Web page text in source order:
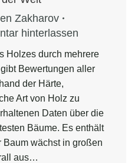
Zakharov
hinterlassen
Holzes durch mehrere
Bewertungen aller
der Härte,
Art von Holz zu
Daten über die
Bäume. Es enthält
wächst in großen
aus…